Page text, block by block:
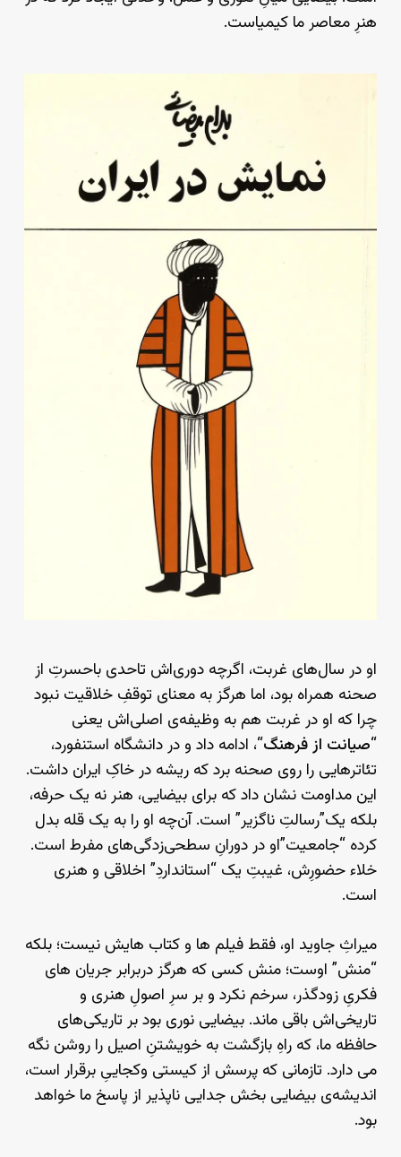
هنرِ معاصر ما کیمیاست.
او در سال‌های غربت، اگرچه دوری‌اش تاحدی باحسرتِ از
صحنه همراه بود، اما هرگز به معنای توقفِ خلاقیت نبود
چرا که او در غربت هم به وظیفه‌ی اصلی‌اش یعنی
“صیانت از فرهنگ“، ادامه داد و در دانشگاه استنفورد،
تئاترهایی را روی صحنه برد که ریشه در خاکِ ایران داشت.
این مداومت نشان داد که برای بیضایی، هنر نه یک حرفه،
بلکه یک”رسالتِ ناگزیر” است. آن‌چه او را به یک قله بدل
کرده “جامعیت”او در دورانِ سطحی‌زدگی‌های مفرط است.
خلاء حضورِش، غیبتِ یک “استانداردِ” اخلاقی و هنری
است.
میراثِ جاوید او، فقط فیلم ها و کتاب هایش نیست؛ بلکه
“منش” اوست؛ منش کسی که هرگز دربرابر جریان های
فکریِ زودگذر، سرخم نکرد‌ و بر سرِ اصولِ هنری و
تاریخی‌اش باقی ماند. بیضایی نوری بود بر تاریکی‌های
حافظه ما، که راهِ بازگشت به خویشتنِ اصیل را روشن نگه
می دارد. تازمانی که پرسش از کیستی وکجاییِ برقرار است،
اندیشه‌ی بیضایی بخش جدایی ناپذیر از پاسخ ما خواهد
بود.